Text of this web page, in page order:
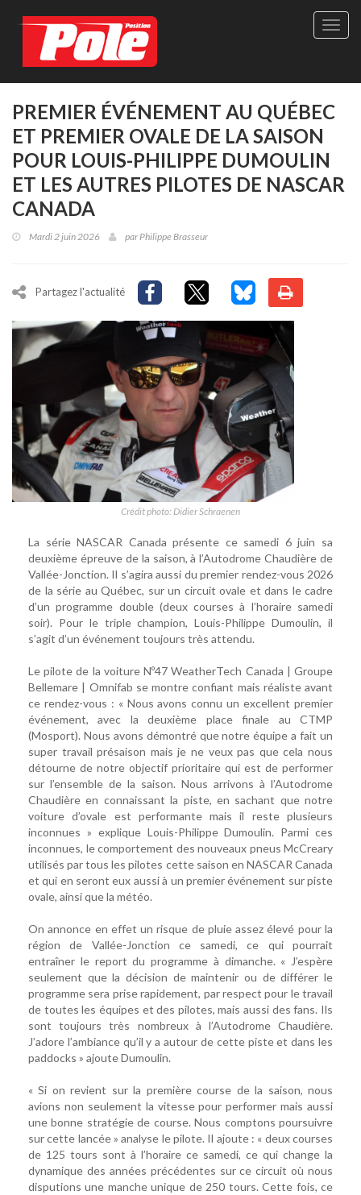
Site
-
PREMIER ÉVÉNEMENT AU QUÉBEC
ET PREMIER OVALE DE LA SAISON
POUR LOUIS-PHILIPPE DUMOULIN
ET LES AUTRES PILOTES DE NASCAR
CANADA
Mardi 2 juin 2026 parPhilippe Brasseur
Partagez l'actualité
Crédit photo: Didier Schraenen
La série NASCAR Canada présente ce samedi 6 juin sa
deuxième épreuve de la saison, à l’Autodrome Chaudière de
Vallée-Jonction. Il s’agira aussi du premier rendez-vous 2026
de la série au Québec, sur un circuit ovale et dans le cadre
d’un programme double (deux courses à l’horaire samedi
soir). Pour le triple champion, Louis-Philippe Dumoulin, il
s’agit d’un événement toujours très attendu.
Le pilote de la voiture Nº47 WeatherTech Canada | Groupe
Bellemare | Omnifab se montre confiant mais réaliste avant
ce rendez-vous : « Nous avons connu un excellent premier
événement, avec la deuxième place finale au CTMP
(Mosport). Nous avons démontré que notre équipe a fait un
super travail présaison mais je ne veux pas que cela nous
détourne de notre objectif prioritaire qui est de performer
sur l’ensemble de la saison. Nous arrivons à l’Autodrome
Chaudière en connaissant la piste, en sachant que notre
voiture d’ovale est performante mais il reste plusieurs
inconnues » explique Louis-Philippe Dumoulin. Parmi ces
inconnues, le comportement des nouveaux pneus McCreary
utilisés par tous les pilotes cette saison en NASCAR Canada
et qui en seront eux aussi à un premier événement sur piste
ovale, ainsi que la météo.
On annonce en effet un risque de pluie assez élevé pour la
région de Vallée-Jonction ce samedi, ce qui pourrait
entraîner le report du programme à dimanche. « J’espère
seulement que la décision de maintenir ou de différer le
programme sera prise rapidement, par respect pour le travail
de toutes les équipes et des pilotes, mais aussi des fans. Ils
sont toujours très nombreux à l’Autodrome Chaudière.
J’adore l’ambiance qu’il y a autour de cette piste et dans les
paddocks » ajoute Dumoulin.
« Si on revient sur la première course de la saison, nous
avions non seulement la vitesse pour performer mais aussi
une bonne stratégie de course. Nous comptons poursuivre
sur cette lancée » analyse le pilote. Il ajoute : « deux courses
de 125 tours sont à l’horaire ce samedi, ce qui change la
dynamique des années précédentes sur ce circuit où nous
disputions une manche unique de 250 tours. Cette fois, ce